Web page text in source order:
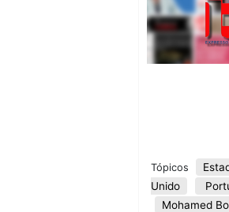
Tópicos
Unido
Mohamed